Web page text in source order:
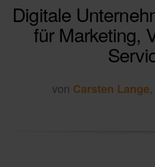
Digitale
für Marketing,
von Carsten Lange